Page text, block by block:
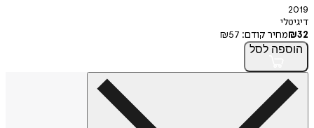
2019
דיגיטלי
₪32 מחיר קודם: ₪57
הוספה לסל